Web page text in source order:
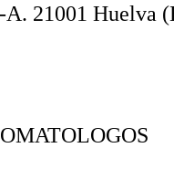
A. 21001 Huelva